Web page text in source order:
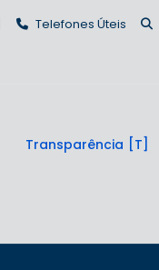
Telefones Úteis
Transparência